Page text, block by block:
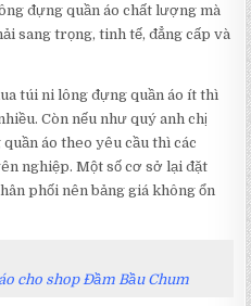
đựng quần áo chất lượng mà
sang trọng, tinh tế, đẳng cấp và
túi ni lông đựng quần áo ít thì
Còn nếu như quý anh chị
áo theo yêu cầu thì các
nghiệp. Một số cơ sở lại đặt
phối nên bảng giá không ổn
cho shop Đầm Bầu Chum